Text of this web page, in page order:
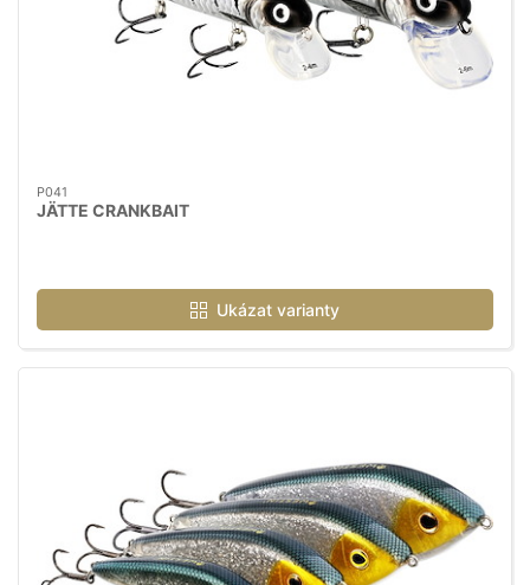
P041
JÄTTE CRANKBAIT
Ukázat varianty